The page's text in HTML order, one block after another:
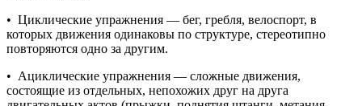
• Циклические упражнения — бег, гребля, велоспорт, в
которых движения одинаковы по структуре, стереотипно
повторяются одно за другим.
• Ациклические упражнения — сложные движения,
состоящие из отдельных, непохожих друг на друга